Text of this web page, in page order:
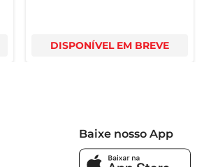
DISPONÍVEL EM BREVE
Baixe nosso App